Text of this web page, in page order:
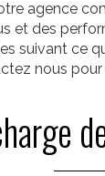
agence
et des
suivant ce
nous pour